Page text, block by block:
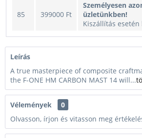
85 399000 Ft
Személyesen
üzletünkben!
Kiszállítás
Leírás
A true masterpiece of composite
the F-ONE HM CARBON MAST 14 will...
Vélemények
0
Olvasson, írjon és vitasson meg